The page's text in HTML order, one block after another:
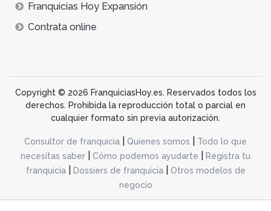
Franquicias Hoy Expansión
Contrata online
Copyright © 2026 FranquiciasHoy.es. Reservados todos los
derechos. Prohibida la reproducción total o parcial en
cualquier formato sin previa autorización.
Consultor de franquicia Quienes somos
Todo lo que
necesitas saber
Cómo podemos ayudarte
Registra tu
franquicia| Dossiers de franquicia|
Otros modelos de
negocio